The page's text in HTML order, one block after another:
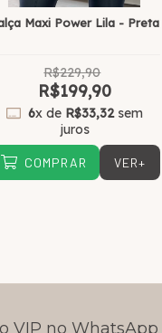
Maxi Power Lila - Preta
R$229,90
R$199,90
6x de R$33,32sem
juros
COMPRAR VER+
VIP no WhatsApp